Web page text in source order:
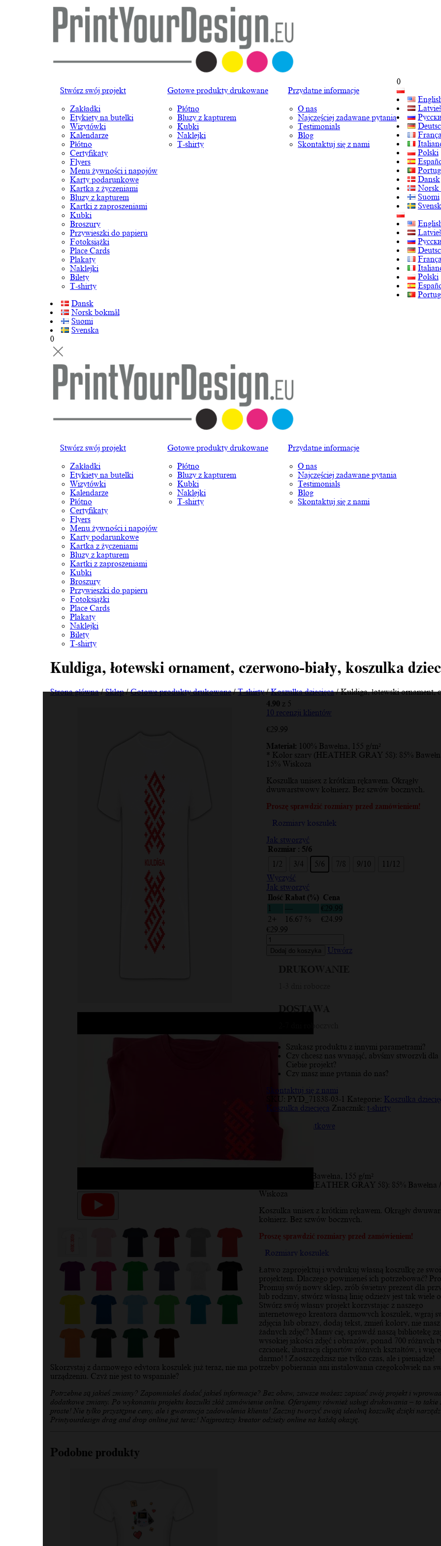
Stwórz swój projekt
Zakładki
Etykiety na butelki
Wizytówki
Kalendarze
Płótno
Certyfikaty
Flyers
Menu żywności i napojów
Karty podarunkowe
Kartka z życzeniami
Bluzy z kapturem
Kartki z zaproszeniami
Kubki
Broszury
Przywieszki do papieru
Fotoksiążki
Place Cards
Plakaty
Naklejki
Bilety
T-shirty
Gotowe produkty drukowane
Płótno
Bluzy z kapturem
Kubki
Naklejki
T-shirty
Przydatne informacje
O nas
Najczęściej zadawane pytania
Testimonials
Blog
Skontaktuj się z nami
0
Polski
Dansk
Norsk
Suomi
Polski
Dansk
Norsk bokmål
Suomi
Svenska
0
Stwórz swój projekt
Zakładki
Etykiety na butelki
Wizytówki
Kalendarze
Płótno
Certyfikaty
Flyers
Menu żywności i napojów
Karty podarunkowe
Kartka z życzeniami
Bluzy z kapturem
Kartki z zaproszeniami
Kubki
Broszury
Przywieszki do papieru
Fotoksiążki
Place Cards
Plakaty
Naklejki
Bilety
T-shirty
Gotowe produkty drukowane
Płótno
Bluzy z kapturem
Kubki
Naklejki
T-shirty
Przydatne informacje
O nas
Najczęściej zadawane pytania
Testimonials
Blog
Skontaktuj się z nami
Kuldiga, łotewski ornament, czerwono-biały, koszulka
Strona główna/Sklep/Gotowe produkty drukowane/T-shirty/Koszulka dziecięca/ Kuldiga, łotewski ornament,
4.90 z 5
10 recenzji klientów
€29.99
Materiał: 100% Bawełna, 155 g/m²
* Kolor szary (HEATHER GRAY 58): 85%
15% Wiskoza
Koszulka unisex z krótkim rękawem. Okrągły
dwuwarstwowy kołnierz. Bez szwów bocznych.
Proszę sprawdzić rozmiary przed zamówieniem!
Rozmiary koszulek
Jak stworzyć
Rozmiar : 5/6
1/2
3/4 5/6 7/8 9/10
11/12
Wyczyść
Jak stworzyć
Ilość Rabat (%) Cena
1
— € 29.99
2+
16.67 % €24.99
€29.99
ilość
Kuldiga,
łotewski
Dodaj do koszyka Utwórz
Szukasz produktu z innymi parametrami?
Czy chcesz nas wynająć, abyśmy stworzyli dla
Ciebie projekt?
Czy masz inne pytania do nas?
Skontaktuj się z nami
SKU: PYD_71838-03-1 Kategorie: Koszulka
Koszulka dziecięca Znacznik: t-shirty
Informacje dodatkowe
100% Bawełna, 155 g/m²
* Kolor szary (HEATHER GRAY 58): 85% Bawełna
Wiskoza
Koszulka unisex z krótkim rękawem. Okrągły
kołnierz. Bez szwów bocznych.
Proszę sprawdzić rozmiary przed zamówieniem!
Rozmiary koszulek
Łatwo zaprojektuj i wydrukuj własną koszulkę ze
projektem. Dlaczego powinieneś ich potrzebować?
Promuj swój nowy sklep, zrób świetny prezent dla
lub rodziny, stwórz własną linię odzieży jest tak wiele
Stwórz swój własny projekt korzystając z naszego
internetowego kreatora darmowych koszulek, wgraj
zdjęcia lub obrazy, dodaj tekst, zmień kolory, nie masz
żadnych zdjęć? Mamy cię, sprawdź naszą bibliotekę
wysokiej jakości zdjęć i obrazów, ponad 700 różnych
czcionek, ilustracji clipartów różnych kształtów, i
darmo! ! Zaoszczędzisz nie tylko czas, ale i pieniądze!
Skorzystaj z darmowego edytora koszulek już teraz, nie ma potrzeby pobierania ani instalowania czegokolwiek na
urządzeniu. Czyż nie jest to wspaniałe?
Potrzebne są jakieś zmiany? Zapomniałeś dodać jakieś informacje? Bez obaw, zawsze możesz zapisać swój projekt i
dodatkowe zmiany. Po wykonaniu projektu koszulki złóż zamówienie online. Oferujemy również usługi drukowania – to takie
proste! Nie tylko przystępne ceny, ale i gwarancja zadowolenia klienta! Zacznij tworzyć swoją idealną koszulkę dzięki
Printyourdesign drag and drop online już teraz! Najprostszy kreator odzieży online na każdą okazję.
Podobne produkty